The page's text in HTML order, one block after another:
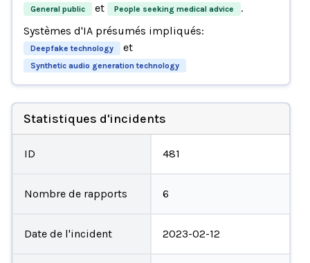
General public et People seeking medical advice
.
Systèmes d'IA présumés impliqués:
Deepfake technology et
Synthetic audio generation technology
Statistiques d'incidents
ID 481
Nombre de rapports 6
Date de l'incident 2023-02-12